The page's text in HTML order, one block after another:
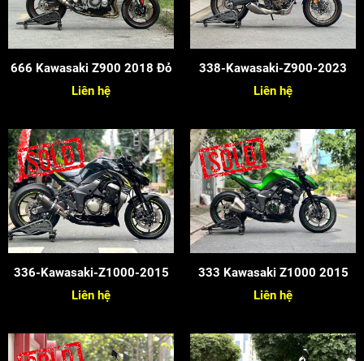
666 Kawasaki Z900 2018 Đỏ
Liên hệ
338-Kawasaki-Z900-2023
Liên hệ
336-Kawasaki-Z1000-2015
Liên hệ
333 Kawasaki Z1000 2015
Liên hệ